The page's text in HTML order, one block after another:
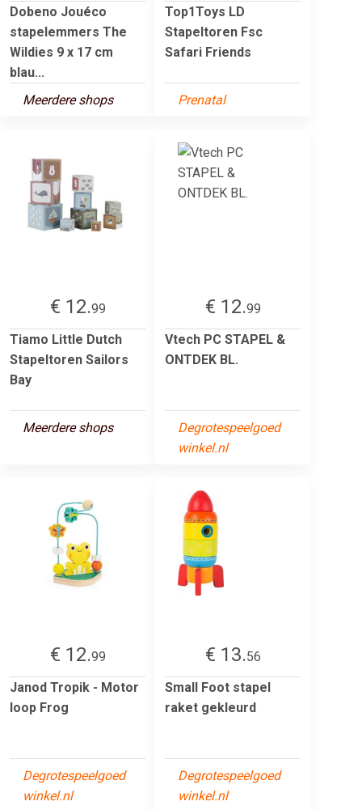
Dobeno Jouéco
stapelemmers The
Wildies 9 x 17 cm
blau...
Meerdere shops
Top1Toys LD
Stapeltoren Fsc
Safari Friends
Prenatal
€ 12.99
Tiamo Little Dutch
Stapeltoren Sailors
Bay
Meerdere shops
€ 12.99
Vtech PC STAPEL &
ONTDEK BL.
Degrotespeelgoed
winkel.nl
€ 12.99
Janod Tropik - Motor
loop Frog
Degrotespeelgoed
winkel.nl
€ 13.56
Small Foot stapel
raket gekleurd
Degrotespeelgoed
winkel.nl